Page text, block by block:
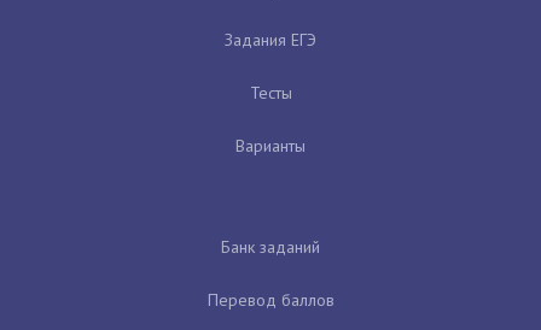
Задания ЕГЭ
Тесты
Варианты
Банк заданий
Перевод баллов